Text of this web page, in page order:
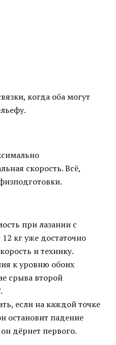
когда оба могут
скорость. Всё,
при лазании с
кг уже достаточно
и технику.
к уровню обоих
срыва второй
если на каждой точке
остановит падение
дёрнет первого.